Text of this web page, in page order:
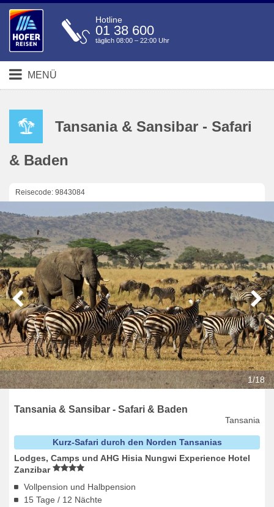
Hotline
01 38 600
täglich 08:00 – 22:00 Uhr
MENÜ
Tansania & Sansibar - Safari
& Baden
Reisecode: 9843084
1/18
Tansania & Sansibar - Safari & Baden
Tansania
Kurz-Safari durch den Norden Tansanias
Lodges, Camps und AHG Hisia Nungwi Experience Hotel
Zanzibar
Vollpension und Halbpension
15 Tage / 12 Nächte